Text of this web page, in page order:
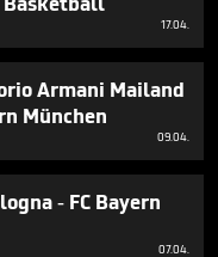
17.04.
Armani Mailand
München
09.04.
- FC Bayern
07.04.